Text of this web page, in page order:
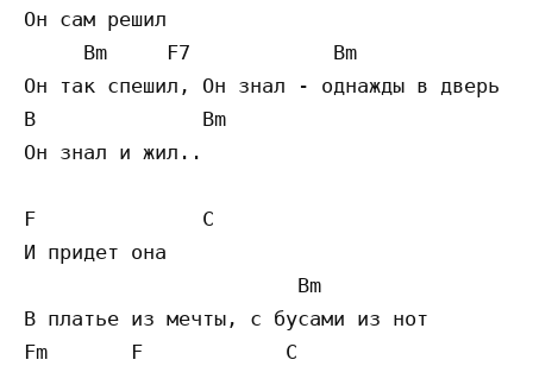
Он сам решил
Bm     F7            Bm
Он так спешил, Он знал - однажды в дверь
B              Bm
Он знал и жил..
F              C
И придет она
Bm
В платьe из мечты, с бусами из нот
Fm       F            C